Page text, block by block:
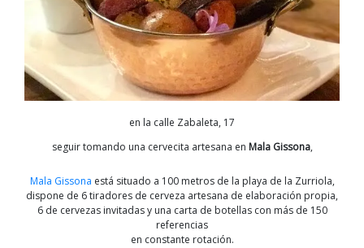
en la calle Zabaleta, 17
seguir tomando una cervecita artesana en Mala Gissona,
Mala Gissona está situado a 100 metros de la playa de la Zurriola,
dispone de 6 tiradores de cerveza artesana de elaboración propia,
6 de cervezas invitadas y una carta de botellas con más de 150
referencias
en constante rotación.